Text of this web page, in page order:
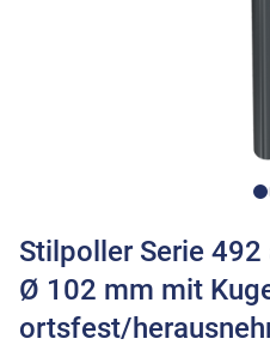
Stilpoller Serie
Ø 102 mm mit
ortsfest/